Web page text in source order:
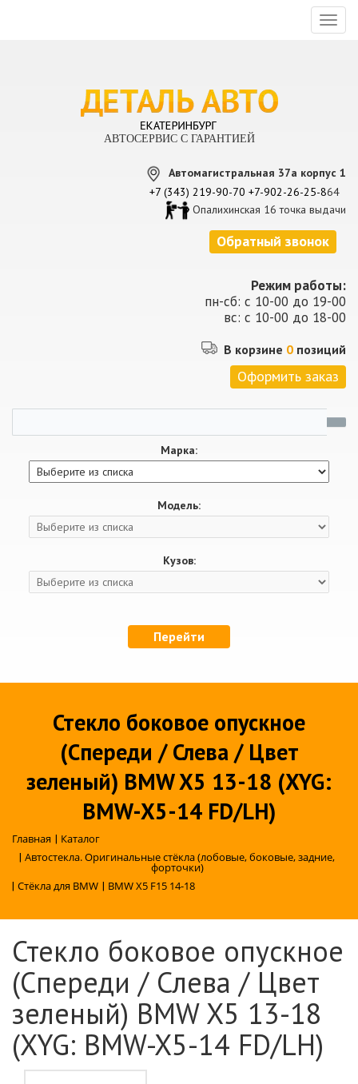
АВТОСЕРВИС С ГАРАНТИЕЙ
Автомагистральная 37а корпус 1
+7 (343) 219-90-70 +7-902-26-25-864
Опалихинская 16 точка выдачи
Обратный звонок
Режим работы:
пн-сб: с 10-00 до 19-00
вс: с 10-00 до 18-00
В корзине 0 позиций
Оформить заказ
Марка:
Модель:
Кузов:
Перейти
Стекло боковое опускное
(Спереди / Слева / Цвет
зеленый) BMW X5 13-18 (XYG:
BMW-X5-14 FD/LH)
Главная | Каталог
| Автостекла. Оригинальные стёкла (лобовые, боковые, задние,
форточки)
| Стёкла для BMW | BMW X5 F15 14-18
Стекло боковое опускное
(Спереди / Слева / Цвет
зеленый) BMW X5 13-18
(XYG: BMW-X5-14 FD/LH)